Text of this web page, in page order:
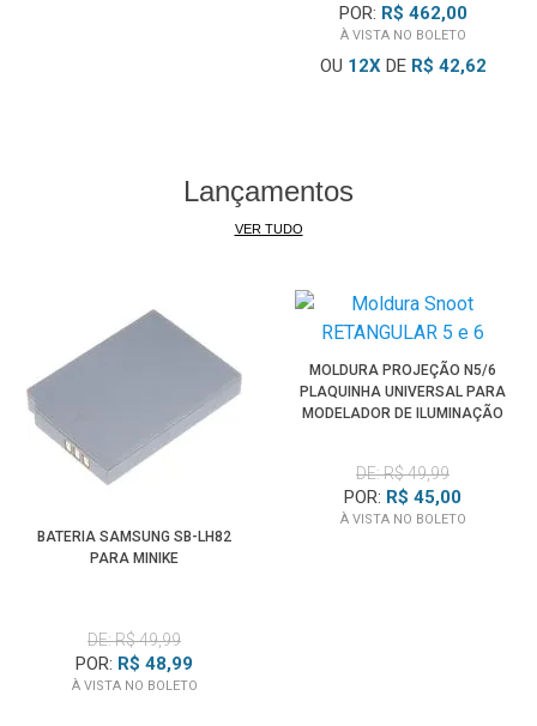
• Compatível com versões anteriores nas velocidades UHS-I
POR: R$ 462,00
À VISTA NO BOLETO
OU 12XDE R$ 42,62
Lançamentos
VER TUDO
BATERIA SAMSUNG SB-LH82
PARA MINIKE
DE: R$ 49,99
POR: R$ 48,99
À VISTA NO BOLETO
MOLDURA PROJEÇÃO N5/6
PLAQUINHA UNIVERSAL PARA
MODELADOR DE ILUMINAÇÃO
DE: R$ 49,99
POR: R$ 45,00
À VISTA NO BOLETO